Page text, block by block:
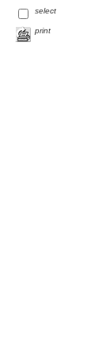
select
print